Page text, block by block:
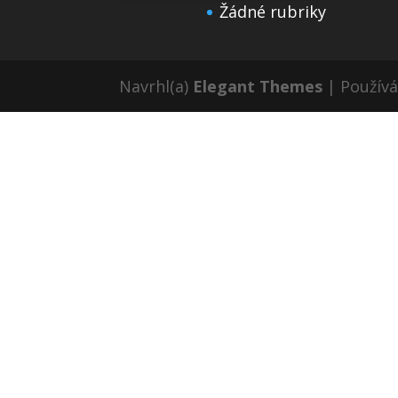
Žádné rubriky
Navrhl(a) Elegant Themes |